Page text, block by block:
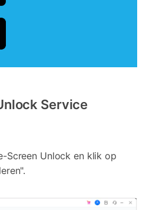
Service
Screen Unlock en klik op